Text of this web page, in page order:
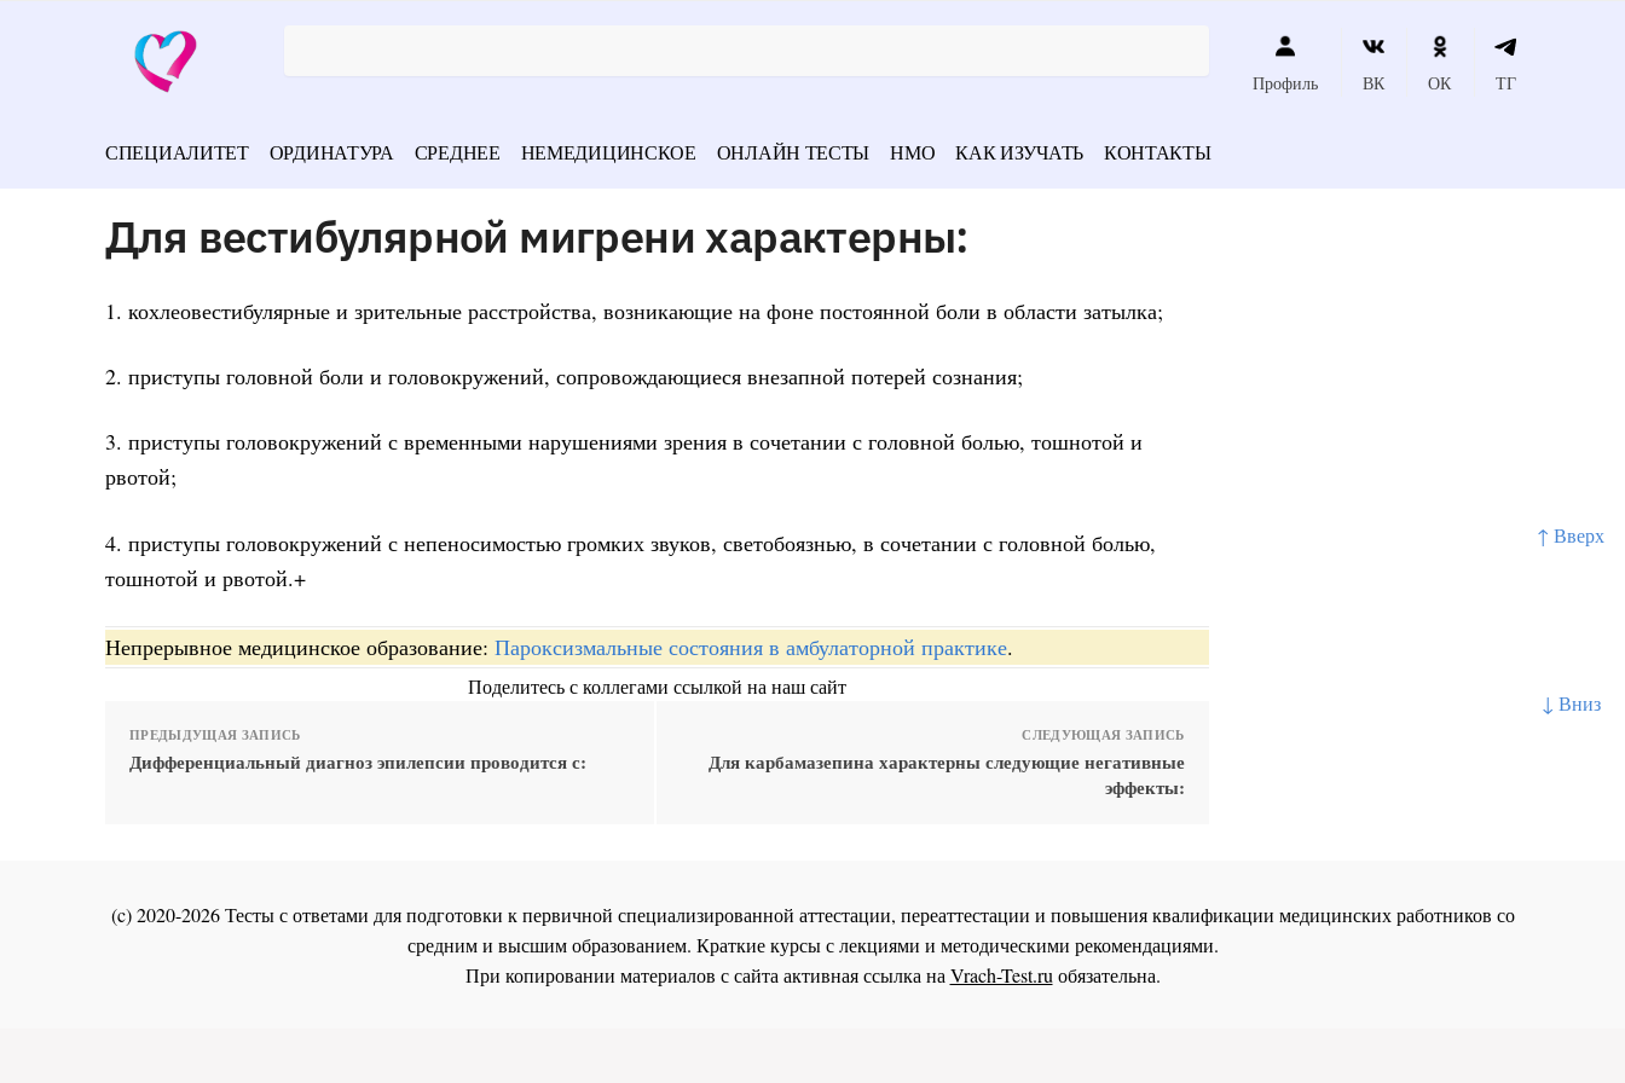
↑ Вверх
↓ Вниз
Профиль ВК ОК ТГ
СПЕЦИАЛИТЕТ ОРДИНАТУРА СРЕДНЕЕ НЕМЕДИЦИНСКОЕ ОНЛАЙН ТЕСТЫ НМО КАК ИЗУЧАТЬ КОНТАКТЫ
Для вестибулярной мигрени характерны:
1. кохлеовестибулярные и зрительные расстройства, возникающие на фоне постоянной боли в области затылка;
2. приступы головной боли и головокружений, сопровождающиеся внезапной потерей сознания;
3. приступы головокружений с временными нарушениями зрения в сочетании с головной болью, тошнотой и
рвотой;
4. приступы головокружений с непеносимостью громких звуков, светобоязнью, в сочетании с головной болью,
тошнотой и рвотой.+
Непрерывное медицинское образование: Пароксизмальные состояния в амбулаторной практике.
Поделитесь с коллегами ссылкой на наш сайт
ПРЕДЫДУЩАЯ ЗАПИСЬ
Дифференциальный диагноз эпилепсии проводится с:
СЛЕДУЮЩАЯ ЗАПИСЬ
Для карбамазепина характерны следующие негативные
эффекты:
(c) 2020-2026 Тесты с ответами для подготовки к первичной специализированной аттестации, переаттестации и повышения квалификации медицинских работников со
средним и высшим образованием. Краткие курсы с лекциями и методическими рекомендациями.
При копировании материалов с сайта активная ссылка наVrach-Test.ruобязательна.